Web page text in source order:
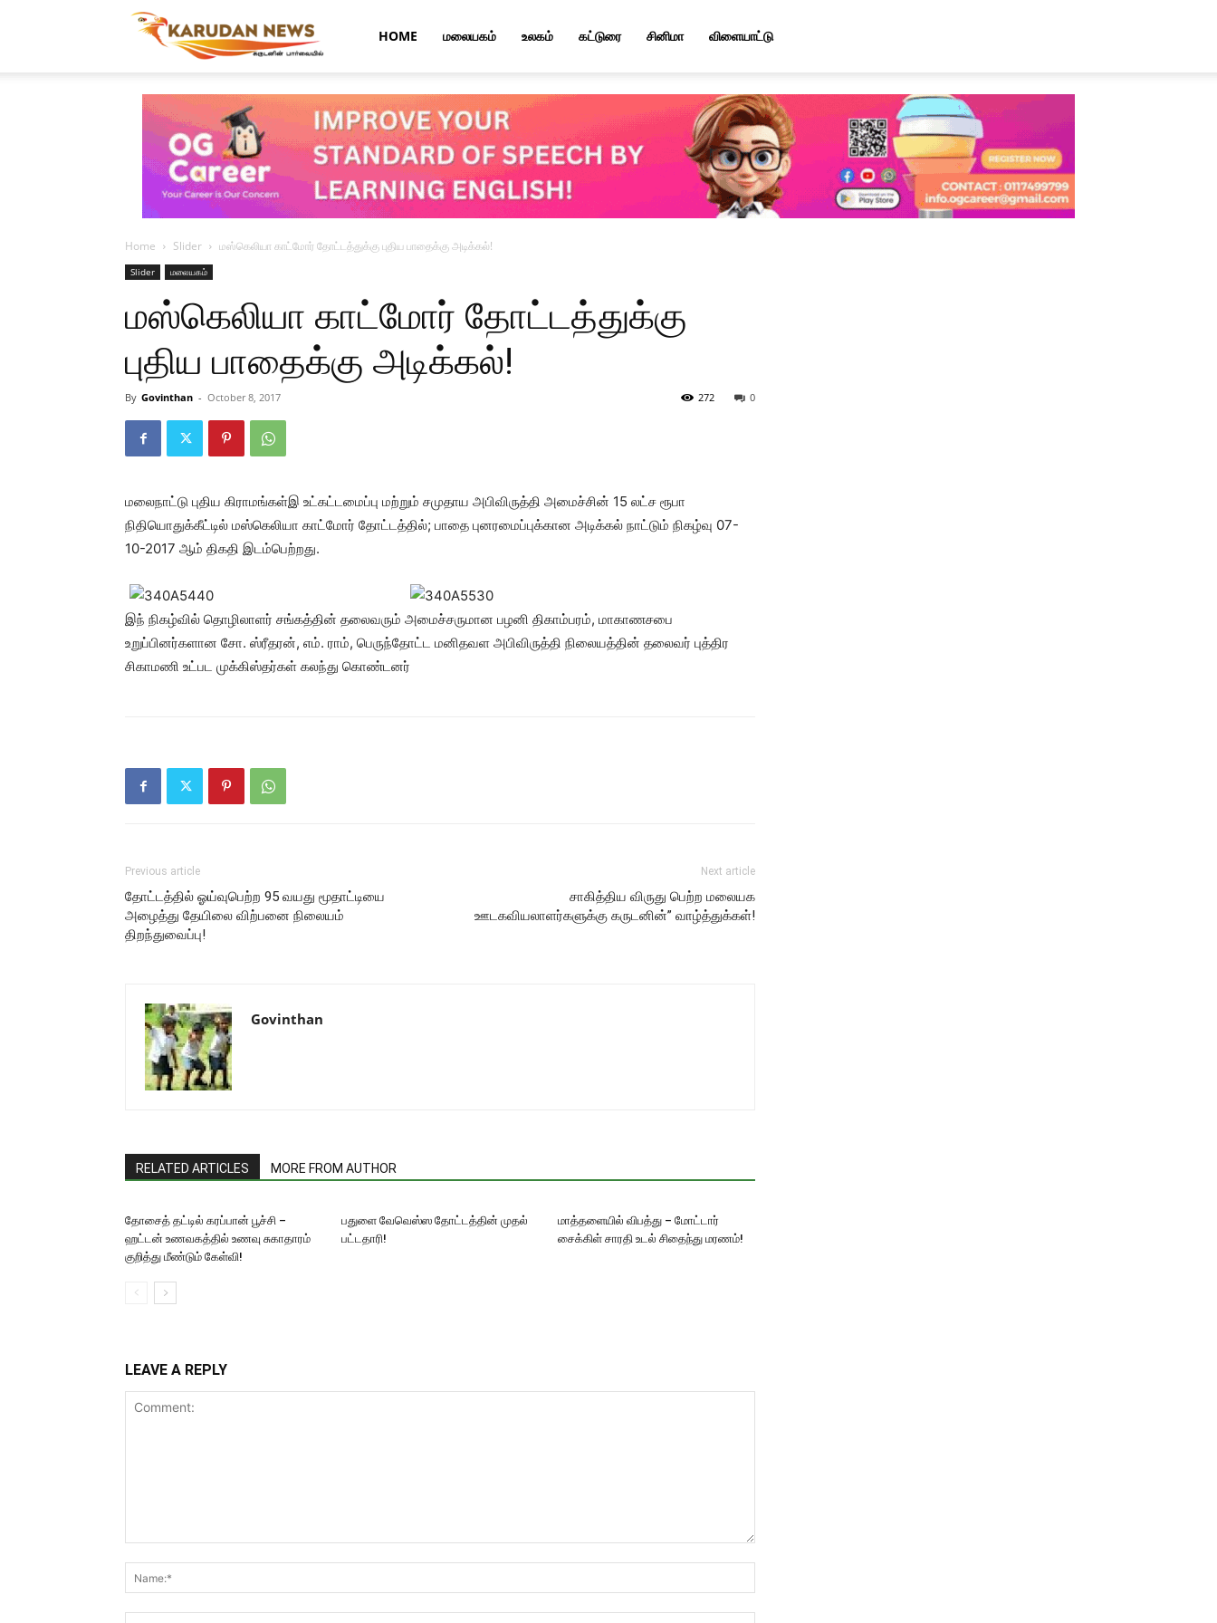
Karudan
News
HOME மலையகம் உலகம் கட்டுரை சினிமா விளையாட்டு
Home Slider மஸ்கெலியா காட்மோர் தோட்டத்துக்கு புதிய பாதைக்கு அடிக்கல்!
Slider மலையகம்
மஸ்கெலியா காட்மோர் தோட்டத்துக்கு
புதிய பாதைக்கு அடிக்கல்!
By Govinthan - October 8, 2017 0
272
மலைநாட்டு புதிய கிராமங்கள்இ உட்கட்டமைப்பு மற்றும் சமுதாய அபிவிருத்தி அமைச்சின் 15 லட்ச ரூபா
நிதியொதுக்கீட்டில் மஸ்கெலியா காட்மோர் தோட்டத்தில்; பாதை புனரமைப்புக்கான அடிக்கல் நாட்டும் நிகழ்வு 07-
10-2017 ஆம் திகதி இடம்பெற்றது.
இந் நிகழ்வில் தொழிலாளர் சங்கத்தின் தலைவரும் அமைச்சருமான பழனி திகாம்பரம், மாகாணசபை
உறுப்பினர்களான சோ. ஸ்ரீதரன், எம். ராம், பெருந்தோட்ட மனிதவள அபிவிருத்தி நிலையத்தின் தலைவர் புத்திர
சிகாமணி உட்பட முக்கிஸ்தர்கள் கலந்து கொண்டனர்
Previous article
தோட்டத்தில் ஓய்வுபெற்ற 95 வயது மூதாட்டியை
அழைத்து தேயிலை விற்பனை நிலையம்
திறந்துவைப்பு!
Next article
சாகித்திய விருது பெற்ற மலையக
ஊடகவியலாளர்களுக்கு கருடனின்” வாழ்த்துக்கள்!
Govinthan
RELATED ARTICLES MORE FROM AUTHOR
தோசைத் தட்டில் கரப்பான் பூச்சி –
ஹட்டன் உணவகத்தில் உணவு சுகாதாரம்
குறித்து மீண்டும் கேள்வி!
பதுளை வேவெஸ்ஸ தோட்டத்தின் முதல்
பட்டதாரி!
மாத்தளையில் விபத்து – மோட்டார்
சைக்கிள் சாரதி உடல் சிதைந்து மரணம்!
LEAVE A REPLY